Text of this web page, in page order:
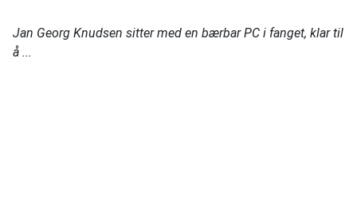
Jan Georg Knudsen sitter med en bærbar PC i fanget, klar til
å ...